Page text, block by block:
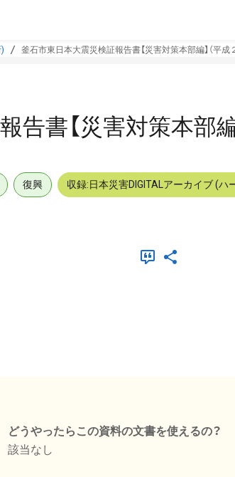
釜石市東日本大震災検証報告書【災害対策本部編】（平成
書【災害対策本部編
復興 収録:日本災害DIGITALアーカイブ (
どうやったらこの資料の文書を使えるの？
該当なし